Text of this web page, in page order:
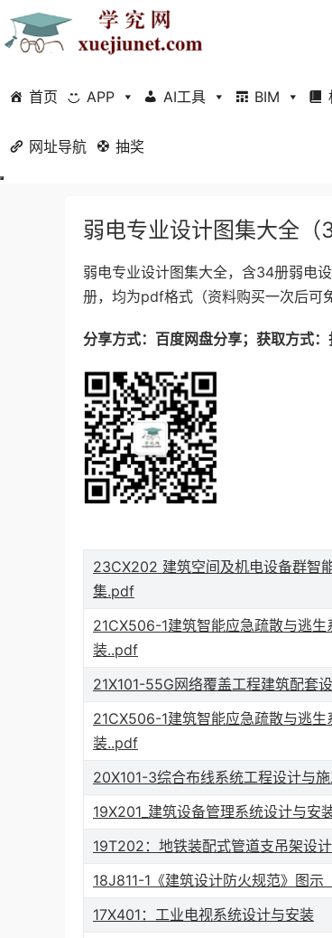
首页 APP AI工具 BIM
网址导航 抽奖
当前位置：首页
弱电专业设计图集大全（
弱电专业设计图集大全，含34册弱电
册，均为pdf格式（资料购买一次后可
分享方式：百度网盘分享；获取方式
23CX202 建筑空间及机电设备群智
集.pdf
21CX506-1建筑智能应急疏散与逃生
装..pdf
21X101-55G网络覆盖工程建筑配套
21CX506-1建筑智能应急疏散与逃生
装..pdf
20X101-3综合布线系统工程设计与
19X201_建筑设备管理系统设计与安
19T202：地铁装配式管道支吊架设
18J811-1《建筑设计防火规范》图示
17X401：工业电视系统设计与安装